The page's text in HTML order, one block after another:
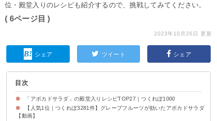
位・殿堂入りのレシピも紹介するので、挑戦してみてください。
( 6ページ目 )
2023年10月26日 更新
シェア ツイート シェア
目次
「アボカドサラダ」の殿堂入りレシピTOP27｜つくれぽ1000
【人気1位｜つくれぽ3281件】グレープフルーツが効いたアボカドサラダ
【動画】